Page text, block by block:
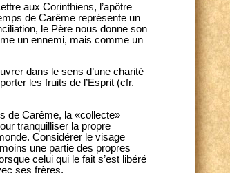
aux Corinthiens, l’apôtre
de Carême représente un
le Père nous donne son
un ennemi, mais comme un
dans le sens d’une charité
les fruits de l’Esprit (cfr.
de Carême, la «collecte»
tranquilliser la propre
Considérer le visage
une partie des propres
celui qui le fait s’est libéré
ses frères.